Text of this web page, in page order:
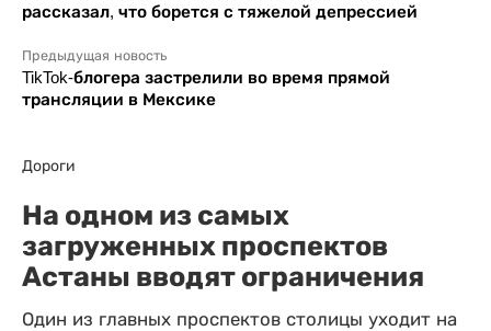
рассказал, что борется с тяжелой депрессией
Предыдущая новость
TikTok-блогера застрелили во время прямой
трансляции в Мексике
Дороги
На одном из самых
загруженных проспектов
Астаны вводят ограничения
Один из главных проспектов столицы уходит на